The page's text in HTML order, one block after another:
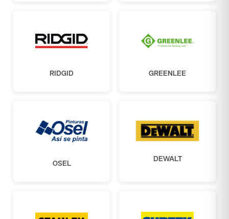
RIDGID GREENLEE
OSEL
DEWALT